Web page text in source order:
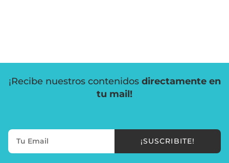
¡Recibe nuestros contenidos directamente en
tu mail!
¡SUSCRIBITE!